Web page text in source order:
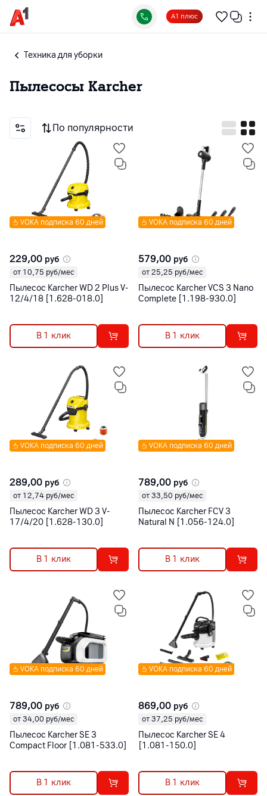
А1 плюс
Техника для уборки
Пылесосы Karcher
По популярности
VOKA подписка 60 дней
229,00 руб
от 10,75 руб/мес
Пылесос Karcher WD 2 Plus V-
12/4/18 [1.628-018.0]
В 1 клик
VOKA подписка 60 дней
579,00 руб
от 25,25 руб/мес
Пылесос Karcher VCS 3 Nano
Complete [1.198-930.0]
В 1 клик
VOKA подписка 60 дней
289,00 руб
от 12,74 руб/мес
Пылесос Karcher WD 3 V-
17/4/20 [1.628-130.0]
В 1 клик
VOKA подписка 60 дней
789,00 руб
от 33,50 руб/мес
Пылесос Karcher FCV 3
Natural N [1.056-124.0]
В 1 клик
VOKA подписка 60 дней
789,00 руб
от 34,00 руб/мес
Пылесос Karcher SE 3
Compact Floor [1.081-533.0]
В 1 клик
VOKA подписка 60 дней
869,00 руб
от 37,25 руб/мес
Пылесос Karcher SE 4
[1.081-150.0]
В 1 клик